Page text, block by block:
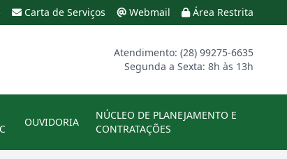
Carta de Serviços Webmail Área Restrita
Atendimento: (28) 99275-6635
Segunda a Sexta: 8h às 13h
OUVIDORIA
NÚCLEO DE PLANEJAMENTO E
CONTRATAÇÕES